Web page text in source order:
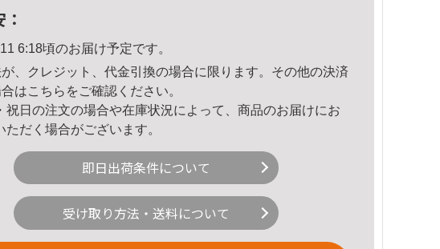
6:18頃のお届け予定です。
、クレジット、代金引換の場合に限ります。その他の決済
はこちら をご確認ください。
日の注文の場合や在庫状況によって、商品のお届けにお
ただく場合がございます。
即日出荷条件について
受け取り方法・送料について